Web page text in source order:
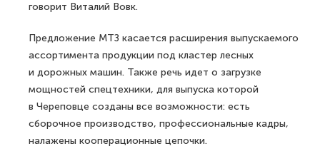
говорит Виталий Вовк.
Предложение МТЗ касается расширения выпускаемого
ассортимента продукции под кластер лесных
и дорожных машин. Также речь идет о загрузке
мощностей спецтехники, для выпуска которой
в Череповце созданы все возможности: есть
сборочное производство, профессиональные кадры,
налажены кооперационные цепочки.